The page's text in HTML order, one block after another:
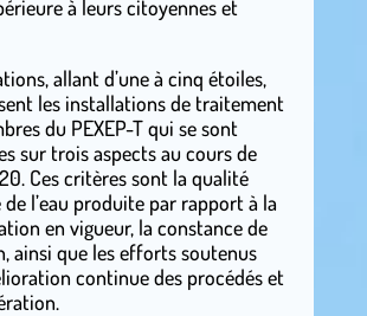
à leurs citoyennes et
allant d’une à cinq étoiles,
les installations de traitement
du PEXEP-T qui se sont
sur trois aspects au cours de
Ces critères sont la qualité
l’eau produite par rapport à la
en vigueur, la constance de
ainsi que les efforts soutenus
continue des procédés et